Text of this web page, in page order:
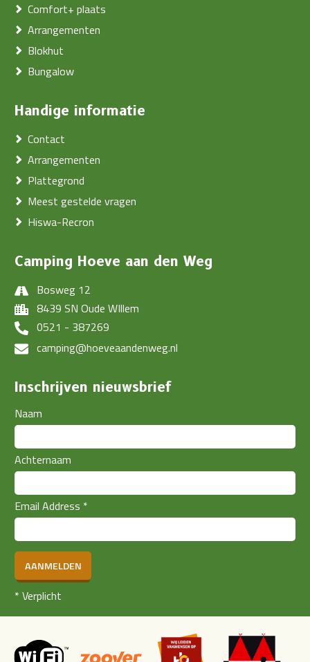
Comfort+ plaats
Arrangementen
Blokhut
Bungalow
Handige informatie
Contact
Arrangementen
Plattegrond
Meest gestelde vragen
Hiswa-Recron
Camping Hoeve aan den Weg
Bosweg 12
8439 SN Oude WIllem
0521 - 387269
camping@hoeveaandenweg.nl
Inschrijven nieuwsbrief
Naam
Achternaam
Email Address *
AANMELDEN
* Verplicht